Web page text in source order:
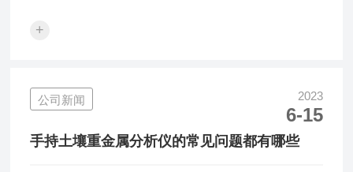
+
公司新闻 2023
6-15
手持土壤重金属分析仪的常见问题都有哪些